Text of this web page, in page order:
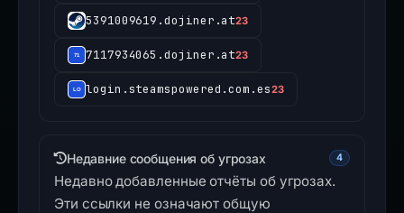
5391009619.dojiner.at23
7117934065.dojiner.at23
login.steamspowered.com.es23
Недавние сообщения об угрозах 4
Недавно добавленные отчёты об угрозах.
Эти ссылки не означают общую